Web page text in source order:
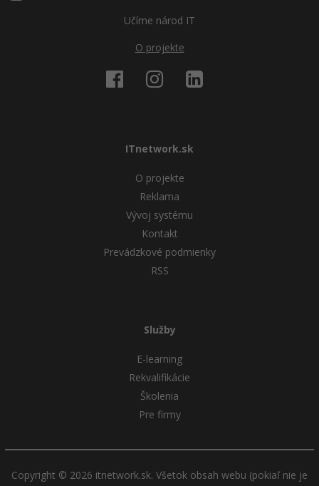
Učíme národ IT
O projekte
ITnetwork.sk
O projekte
Reklama
Vývoj systému
Kontakt
Prevádzkové podmienky
RSS
Služby
E-learning
Rekvalifikácie
Školenia
Pre firmy
Copyright © 2026 itnetwork.sk. Všetok obsah webu (pokiaľ nie je